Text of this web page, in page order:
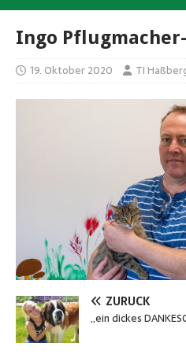
Ingo
19. Oktober 2020 TI
ZURÜCK
„ein dickes